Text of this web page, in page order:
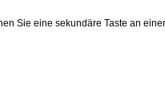
Sie eine sekundäre Taste an